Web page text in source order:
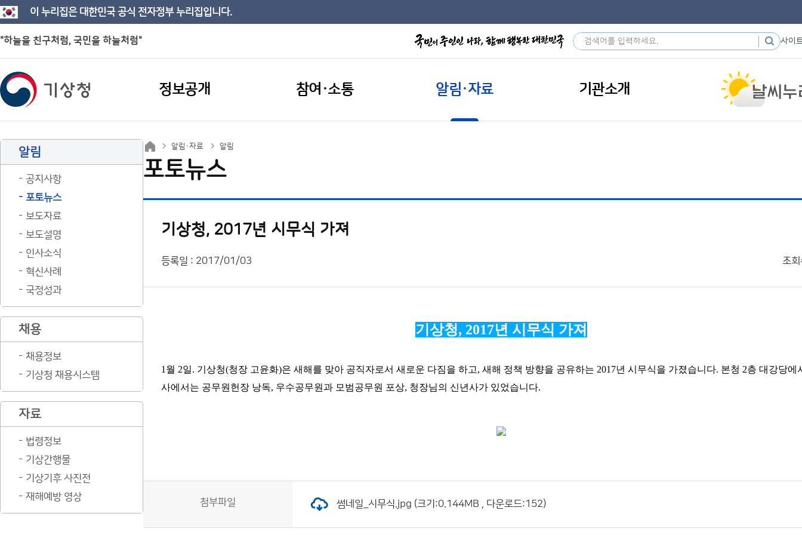
이 누리집은 대한민국 공식 전자정부 누리집입니다.
"하늘을 친구처럼, 국민을 하늘처럼" 사이
정보공개 참여·소통 알림·자료 기관소개
알림
공지사항
포토뉴스
보도자료
보도설명
인사소식
혁신사례
국정성과
채용
채용정보
기상청 채용시스템
자료
법령정보
기상간행물
기상기후 사진전
재해예방 영상
알림·자료 알림
포토뉴스
기상청, 2017년 시무식 가져
등록일 : 2017/01/03 조회
기상청, 2017년 시무식 가져
1 월 2일. 기상청(청장 고윤화)은 새해를 맞아 공직자로서 새로운 다짐을 하고, 새해 정책 방향을 공유하는 2017년 시무식을 가졌습니다. 본청 2층 대강당에
사에서는 공무원헌장 낭독, 우수공무원과 모범공무원 포상, 청장님의 신년사가 있었습니다.
첨부파일 썸네일_시무식.jpg (크기:0.144MB , 다운로드:152)